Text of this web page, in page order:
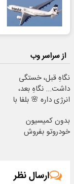
از سراسر وب
نگاهِ قبل، خستگی
داشت... نگاهِ بعد،
انرژی داره 🌸 بلفا با
بدون کمیسیون
خودروتو بفروش
ارسال نظر